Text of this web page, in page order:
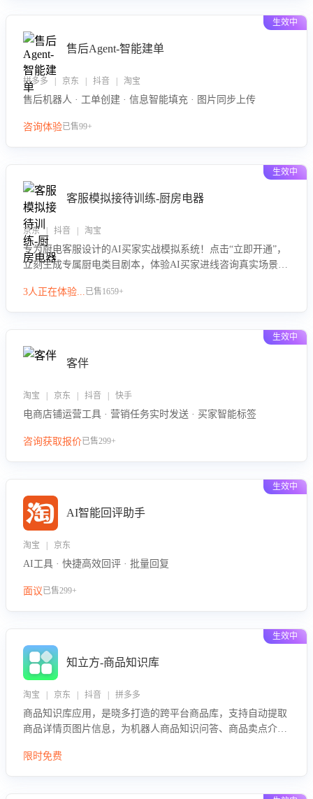
生效中
售后Agent-智能建单
拼多多 | 京东 | 抖音 | 淘宝
售后机器人 · 工单创建 · 信息智能填充 · 图片同步上传
咨询体验已售99+
生效中
客服模拟接待训练-厨房电器
京东 | 抖音 | 淘宝
专为厨电客服设计的AI买家实战模拟系统！点击“立即开通”，
立刻生成专属厨电类目剧本，体验AI买家进线咨询真实场景训
技巧！
3人正在体验...已售1659+
生效中
客伴
淘宝 | 京东 | 抖音 | 快手
电商店铺运营工具 · 营销任务实时发送 · 买家智能标签
咨询获取报价已售299+
生效中
AI智能回评助手
淘宝 | 京东
AI工具 · 快捷高效回评 · 批量回复
面议已售299+
生效中
知立方-商品知识库
淘宝 | 京东 | 抖音 | 拼多多
商品知识库应用，是晓多打造的跨平台商品库，支持自动提取
商品详情页图片信息，为机器人商品知识问答、商品卖点介绍
限时免费